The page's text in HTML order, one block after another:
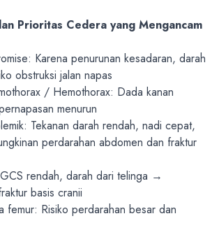
Prioritas Cedera yang Mengancam
: Karena penurunan kesadaran, darah
obstruksi jalan napas
/ Hemothorax: Dada kanan
menurun
Tekanan darah rendah, nadi cepat,
perdarahan abdomen dan fraktur
rendah, darah dari telinga →
basis cranii
femur: Risiko perdarahan besar dan